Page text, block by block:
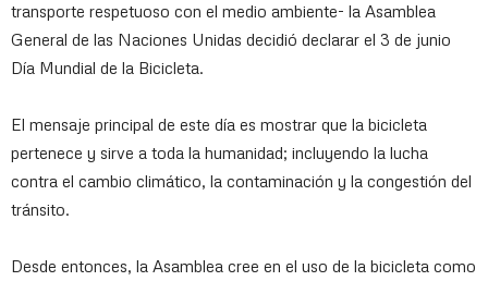
transporte respetuoso con el medio ambiente- la Asamblea
General de las Naciones Unidas decidió declarar el 3 de junio
Día Mundial de la Bicicleta.
El mensaje principal de este día es mostrar que la bicicleta
pertenece y sirve a toda la humanidad; incluyendo la lucha
contra el cambio climático, la contaminación y la congestión del
tránsito.
Desde entonces, la Asamblea cree en el uso de la bicicleta como